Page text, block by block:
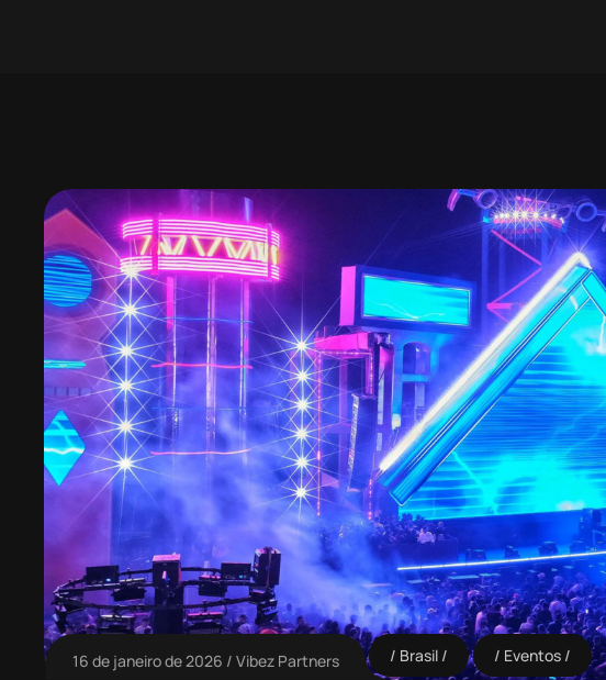
16 de janeiro de 2026 Vibez Partners Brasil Eventos